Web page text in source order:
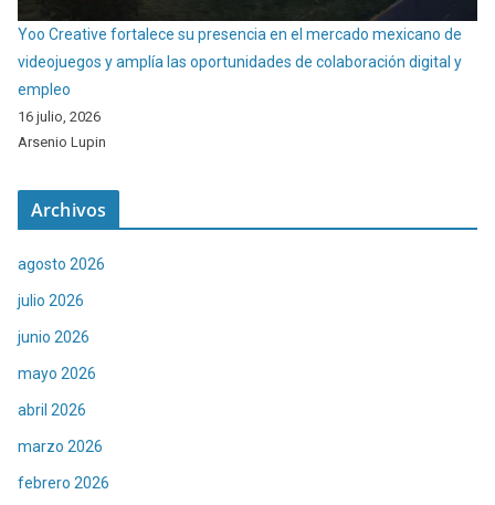
Yoo Creative fortalece su presencia en el mercado mexicano de
videojuegos y amplía las oportunidades de colaboración digital y
empleo
16 julio, 2026
Arsenio Lupin
Archivos
agosto 2026
julio 2026
junio 2026
mayo 2026
abril 2026
marzo 2026
febrero 2026